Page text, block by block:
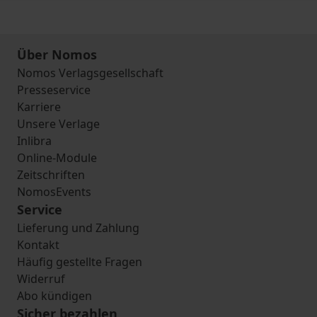
Über Nomos
Nomos Verlagsgesellschaft
Presseservice
Karriere
Unsere Verlage
Inlibra
Online-Module
Zeitschriften
NomosEvents
Service
Lieferung und Zahlung
Kontakt
Häufig gestellte Fragen
Widerruf
Abo kündigen
Sicher bezahlen